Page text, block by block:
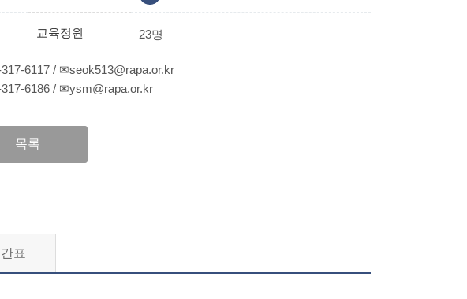
교육정원 23명
6117 / ✉seok513@rapa.or.kr
6186 / ✉ysm@rapa.or.kr
목록
표